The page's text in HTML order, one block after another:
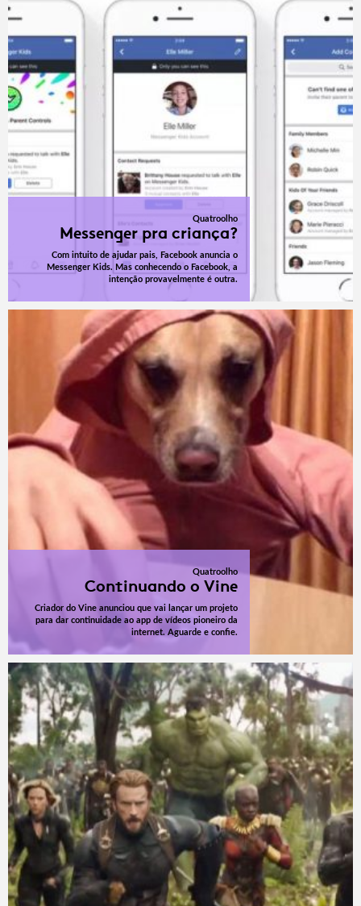
Quatroolho
Messenger pra criança?
Com intuito de ajudar pais, Facebook anuncia o
Messenger Kids. Mas conhecendo o Facebook, a
intenção provavelmente é outra.
Quatroolho
Continuando o Vine
Criador do Vine anunciou que vai lançar um projeto
para dar continuidade ao app de vídeos pioneiro da
internet. Aguarde e confie.